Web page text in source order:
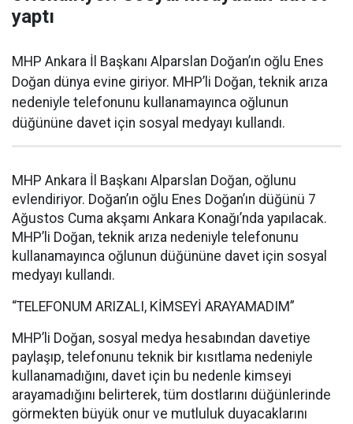
yaptı
MHP Ankara İl Başkanı Alparslan Doğan’ın oğlu Enes
Doğan dünya evine giriyor. MHP’li Doğan, teknik arıza
nedeniyle telefonunu kullanamayınca oğlunun
düğününe davet için sosyal medyayı kullandı.
MHP Ankara İl Başkanı Alparslan Doğan, oğlunu
evlendiriyor. Doğan’ın oğlu Enes Doğan’ın düğünü 7
Ağustos Cuma akşamı Ankara Konağı’nda yapılacak.
MHP’li Doğan, teknik arıza nedeniyle telefonunu
kullanamayınca oğlunun düğününe davet için sosyal
medyayı kullandı.
“TELEFONUM ARIZALI, KİMSEYİ ARAYAMADIM”
MHP’li Doğan, sosyal medya hesabından davetiye
paylaşıp, telefonunu teknik bir kısıtlama nedeniyle
kullanamadığını, davet için bu nedenle kimseyi
arayamadığını belirterek, tüm dostlarını düğünlerinde
görmekten büyük onur ve mutluluk duyacaklarını